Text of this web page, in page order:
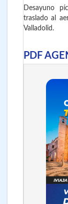
Desayuno
traslado al
Valladolid.
PDF